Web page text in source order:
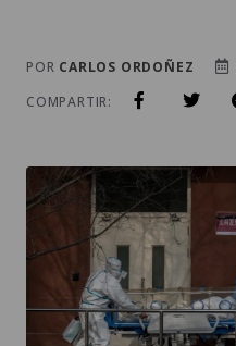
POR CARLOS ORDOÑEZ
COMPARTIR: